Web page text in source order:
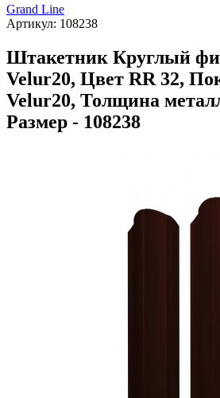
Grand Line
Артикул: 108238
Штакетник Круглый
Velur20, Цвет RR 32,
Velur20, Толщина
Размер - 108238